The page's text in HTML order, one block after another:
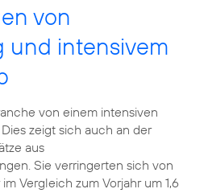
von
und intensivem
von einem intensiven
zeigt sich auch an der
aus
Sie verringerten sich von
Vergleich zum Vorjahr um 1,6